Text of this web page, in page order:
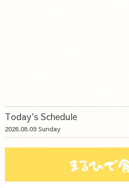
Today's Schedule
2026.08.09 Sunday